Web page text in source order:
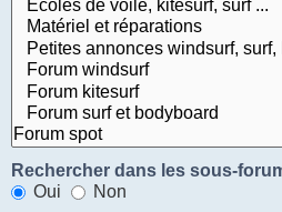
Rechercher dans les sous-
Oui
Non